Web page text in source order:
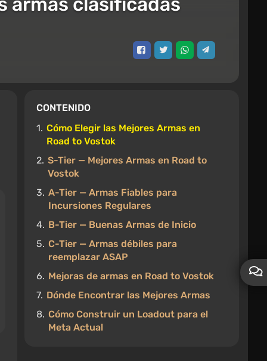
CONTENIDO
1. Cómo Elegir las Mejores Armas en
Road to Vostok
2. S-Tier — Mejores Armas en Road to
Vostok
3. A-Tier — Armas Fiables para
Incursiones Regulares
4. B-Tier — Buenas Armas de Inicio
5. C-Tier — Armas débiles para
reemplazar ASAP
6. Mejoras de armas en Road to Vostok
7. Dónde Encontrar las Mejores Armas
8. Cómo Construir un Loadout para el
Meta Actual